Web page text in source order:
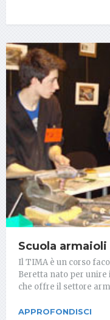
Scuola armaioli
Il TIMA è un corso
Beretta nato per unire
che offre il settore
APPROFONDISCI